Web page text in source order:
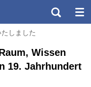
しました
Wissen
19. Jahrhundert